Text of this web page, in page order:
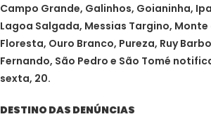
Campo Grande, Galinhos, Goianinha,
Lagoa Salgada, Messias Targino,
Floresta, Ouro Branco, Pureza, Ruy
Fernando, São Pedro e São Tomé
sexta, 20.
DESTINO DAS DENÚNCIAS